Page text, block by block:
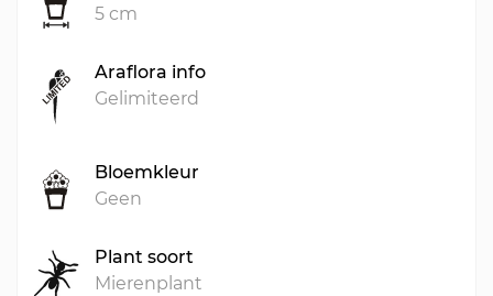
5 cm
Araflora info
Gelimiteerd
Bloemkleur
Geen
Plant soort
Mierenplant